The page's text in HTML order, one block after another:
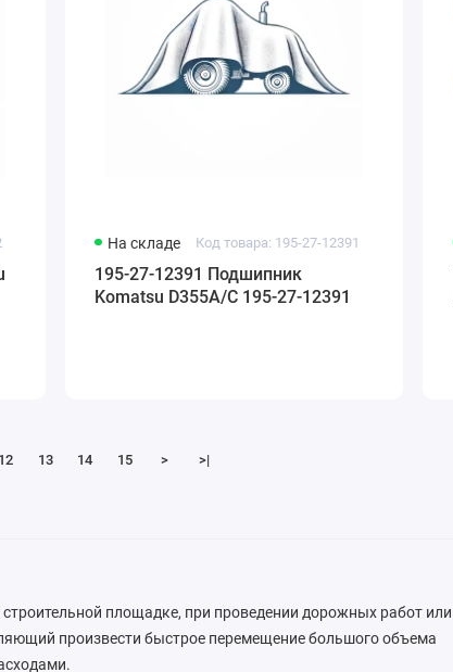
На складе Код товара: 195-27-12391
195-27-12391 Подшипник
Komatsu D355A/C 195-27-12391
12 13 14 15 > >|
площадке, при проведении дорожных работ или
произвести быстрое перемещение большого объема